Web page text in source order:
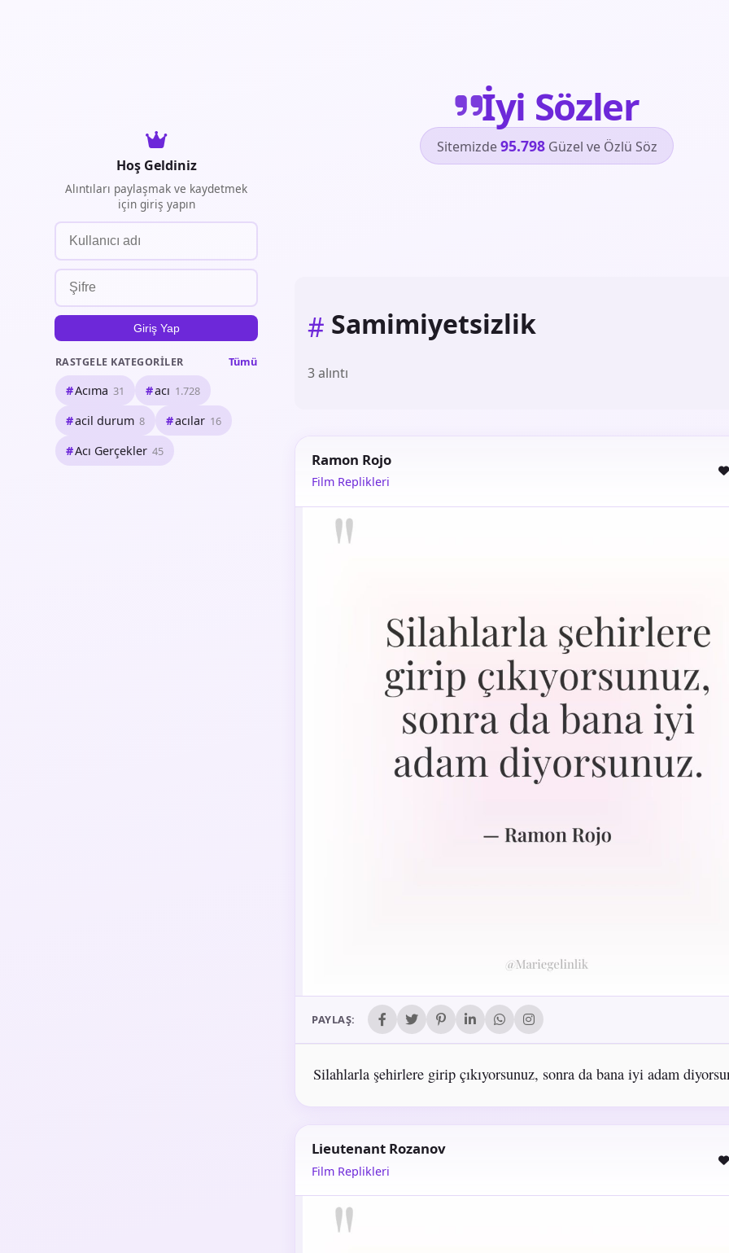
İyi Sözler
Sitemizde95.798Güzel ve Özlü Söz
Hoş Geldiniz
Alıntıları paylaşmak ve kaydetmek
için giriş yapın
Giriş Yap
RASTGELE KATEGORILER Tümü
Acıma 31 acı 1.728
acil durum 8 acılar 16
Acı Gerçekler 45
# Samimiyetsizlik
3 alıntı
Ramon Rojo
Film Replikleri
PAYLAŞ:
Silahlarla şehirlere girip çıkıyorsunuz, sonra da bana iyi adam
Lieutenant Rozanov
Film Replikleri